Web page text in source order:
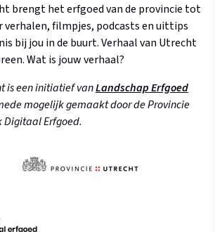
brengt het erfgoed van de provincie tot
verhalen, filmpjes, podcasts en uittips
bij jou in de buurt. Verhaal van Utrecht
Wat is jouw verhaal?
is een initiatief vanLandschap Erfgoed
mogelijk gemaakt door de Provincie
Digitaal Erfgoed.